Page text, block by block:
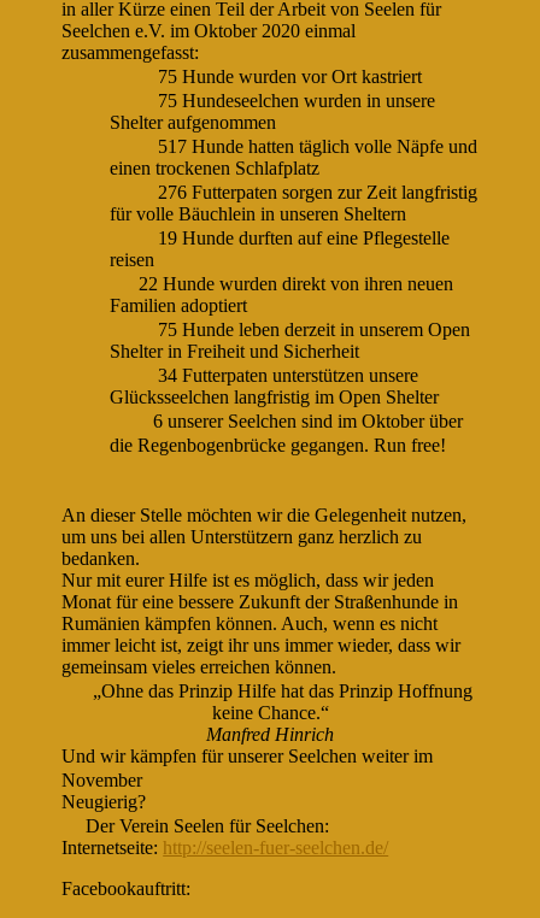
in aller Kürze einen Teil der Arbeit von Seelen für
Seelchen e.V. im Oktober 2020 einmal
zusammengefasst:
75 Hunde wurden vor Ort kastriert
75 Hundeseelchen wurden in unsere
Shelter aufgenommen
517 Hunde hatten täglich volle Näpfe und
einen trockenen Schlafplatz
276 Futterpaten sorgen zur Zeit langfristig
für volle Bäuchlein in unseren Sheltern
19 Hunde durften auf eine Pflegestelle
reisen
22 Hunde wurden direkt von ihren neuen
Familien adoptiert
75 Hunde leben derzeit in unserem Open
Shelter in Freiheit und Sicherheit
34 Futterpaten unterstützen unsere
Glücksseelchen langfristig im Open Shelter
6 unserer Seelchen sind im Oktober über
die Regenbogenbrücke gegangen. Run free!
An dieser Stelle möchten wir die Gelegenheit nutzen,
um uns bei allen Unterstützern ganz herzlich zu
bedanken.
Nur mit eurer Hilfe ist es möglich, dass wir jeden
Monat für eine bessere Zukunft der Straßenhunde in
Rumänien kämpfen können. Auch, wenn es nicht
immer leicht ist, zeigt ihr uns immer wieder, dass wir
gemeinsam vieles erreichen können.
„Ohne das Prinzip Hilfe hat das Prinzip Hoffnung
keine Chance.“
Manfred Hinrich
Und wir kämpfen für unserer Seelchen weiter im
November
Neugierig?
Der Verein Seelen für Seelchen:
Internetseite: http://seelen-fuer-seelchen.de/
Facebookauftritt: